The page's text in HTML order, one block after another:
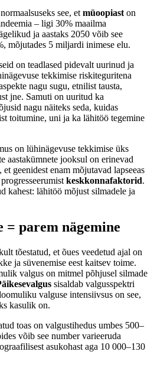
see, et müoopiast on
– ligi 30% maailma
ja aastaks 2050 võib see
mõjutades 5 miljardi inimese elu.
on teadlased pidevalt uurinud ja
tekkimise riskiteguritena
nagu sugu, etnilist tausta,
jne. Samuti on uuritud ka
nagu näiteks seda, kuidas
toitumine, uni ja ka lähitöö tegemine
on lühinägevuse tekkimise üks
aastakümnete jooksul on erinevad
et geenidest enam mõjutavad lapseeas
keskkonnafaktorid.
kahest: lähitöö mõjust silmadele ja
= parem nägemine
tõestatud, et õues veedetud ajal on
ja süvenemise eest kaitsev toime.
valgus on mitmel põhjusel silmade
sisaldab valgusspektri
valguse intensiivsus on see,
kasulik on.
toas on valgustihedus umbes 500–
võib see number varieeruda
asukohast aga 10 000–130